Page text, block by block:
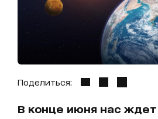
Поделиться:
В конце июня нас